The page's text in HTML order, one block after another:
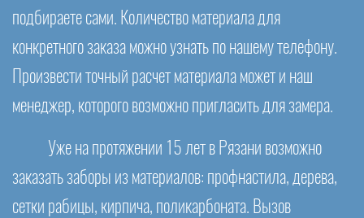
подбираете сами. Количество материала для
конкретного заказа можно узнать по нашему телефону.
Произвести точный расчет материала может и наш
менеджер, которого возможно пригласить для замера.
Уже на протяжении 15 лет в Рязани возможно
заказать заборы из материалов: профнастила, дерева,
сетки рабицы, кирпича, поликарбоната. Вызов